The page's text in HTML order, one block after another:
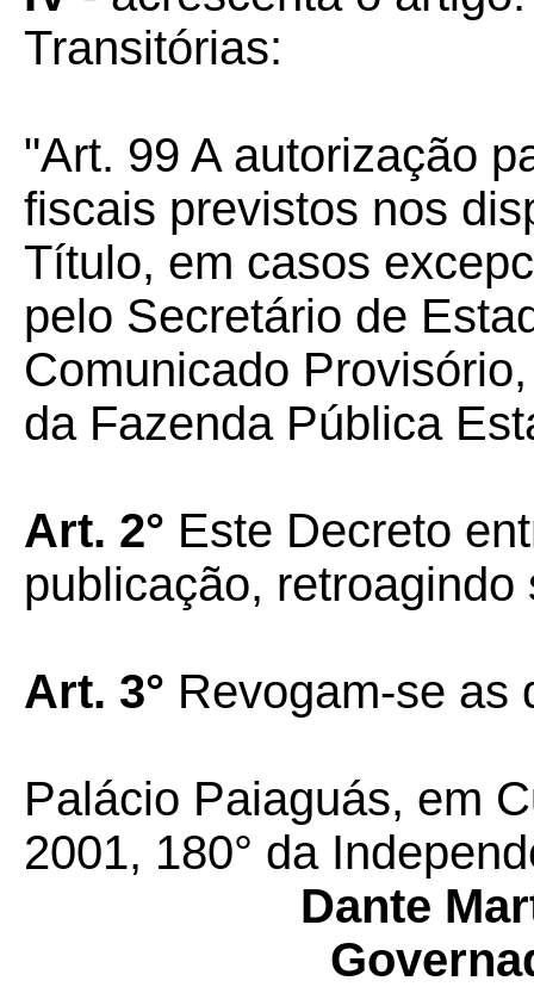
Transitórias:
"Art. 99 A autorização
fiscais previstos nos
Título, em casos
pelo Secretário de
Comunicado
da Fazenda Pública
Art. 2° Este Decreto
publicação,
Art. 3° Revogam-se as
Palácio Paiaguás, em
2001, 180° da
Dante